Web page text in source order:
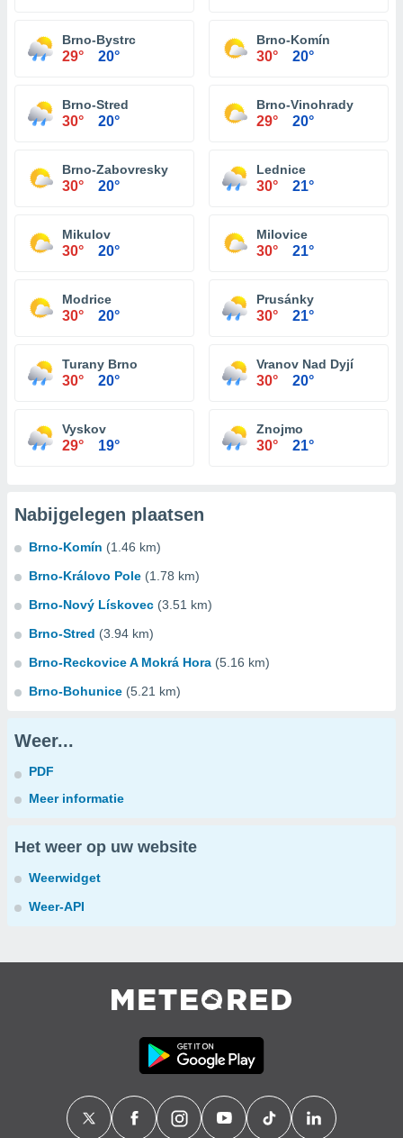
Brno-Bystrc
29° 20°
Brno-Komín
30° 20°
Brno-Stred
30° 20°
Brno-Vinohrady
29° 20°
Brno-Zabovresky
30° 20°
Lednice
30° 21°
Mikulov
30° 20°
Milovice
30° 21°
Modrice
30° 20°
Prusánky
30° 21°
Turany Brno
30° 20°
Vranov Nad Dyjí
30° 20°
Vyskov
29° 19°
Znojmo
30° 21°
Nabijgelegen plaatsen
Brno-Komín (1.46 km)
Brno-Královo Pole (1.78 km)
Brno-Nový Lískovec (3.51 km)
Brno-Stred (3.94 km)
Brno-Reckovice A Mokrá Hora (5.16 km)
Brno-Bohunice (5.21 km)
Weer...
PDF
Meer informatie
Het weer op uw website
Weerwidget
Weer-API